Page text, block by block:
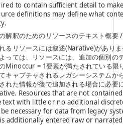
to contain sufficient detail to
definitions may define what
解釈のためのリソースのテキスト
るリソースには叙述(Narative)があり
っては、リソースには、追加の個別
Minoccur = 1要素が満たされている
キャプチャされるレガシーシステム
れた情報が後で追加される場合に必
Resources that are not
text with little or no additional
be necessary for data from legacy
additionally entered raw or